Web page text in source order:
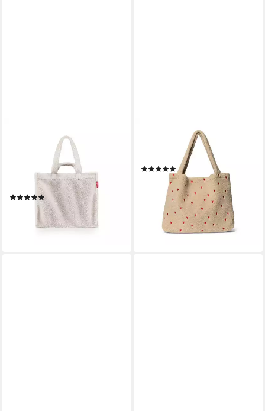
Shopper softshopper (1-tlg), 1
Hauptfach, kleine Innentasche
mit Reißverschluss, 4
Tragehenkel
(5)
ab 54,95 €
lieferbar - in 2-3 Werktagen bei dir
Schultertasche Tasche
TEDDY HEARTS MOM-BAG
(1)
59,95 €
lieferbar - in 2-3 Werktagen bei dir